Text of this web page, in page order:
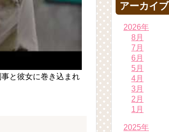
と彼女に巻き込まれ
アーカイブ
2026年
8月
7月
6月
5月
4月
3月
2月
1月
2025年